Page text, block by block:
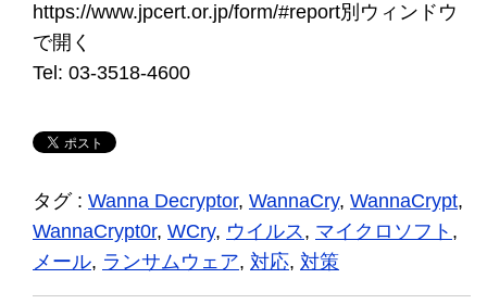
https://www.jpcert.or.jp/form/#report別ウィンドウ
で開く
Tel: 03-3518-4600
タグ : Wanna Decryptor, WannaCry, WannaCrypt,
WannaCrypt0r, WCry, ウイルス , マイクロソフト ,
メール, ランサムウェア, 対応, 対策